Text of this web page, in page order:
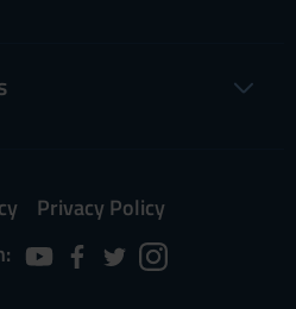
Privacy Policy